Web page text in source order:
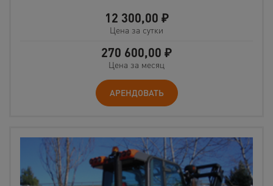
12 300,00 ₽
Цена за сутки
270 600,00 ₽
Цена за месяц
АРЕНДОВАТЬ